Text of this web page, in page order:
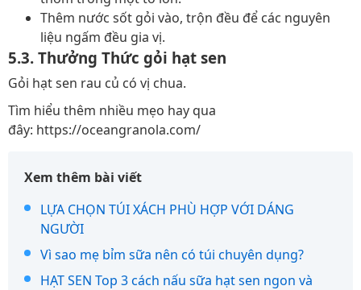
Thêm nước sốt gỏi vào, trộn đều để các nguyên
liệu ngấm đều gia vị.
5.3. Thưởng Thức gỏi hạt sen
Gỏi hạt sen rau củ có vị chua.
Tìm hiểu thêm nhiều mẹo hay qua
đây: https://oceangranola.com/
Xem thêm bài viết
LỰA CHỌN TÚI XÁCH PHÙ HỢP VỚI DÁNG
NGƯỜI
Vì sao mẹ bỉm sữa nên có túi chuyên dụng?
HẠT SEN Top 3 cách nấu sữa hạt sen ngon và